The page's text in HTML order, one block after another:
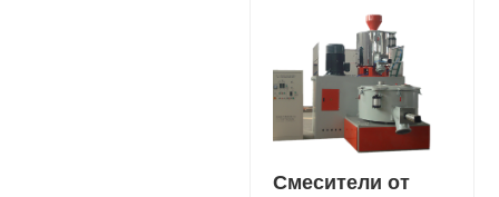
Смесители от